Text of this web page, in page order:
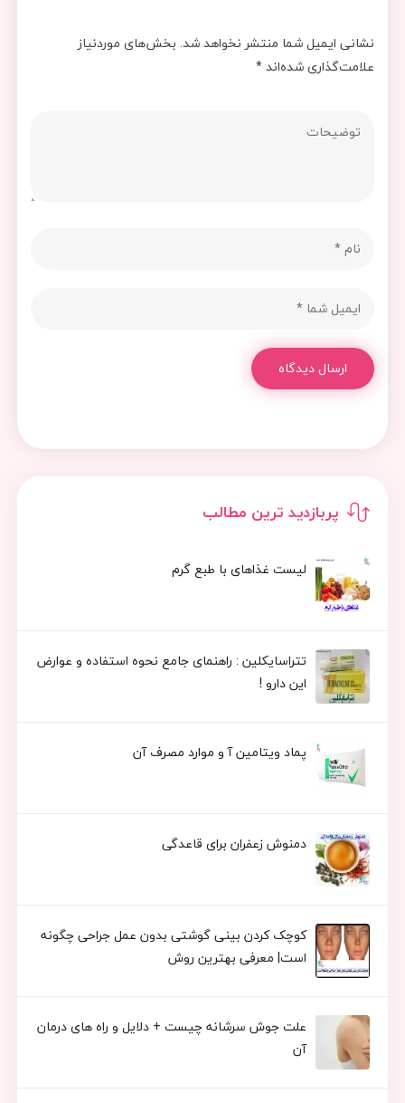
پربازدید ترین مطالب
لیست غذاهای با طبع گرم
تتراسایکلین : راهنمای جامع نحوه استفاده و عوارض
این دارو !
پماد ویتامین آ و موارد مصرف آن
دمنوش زعفران برای قاعدگی
کوچک کردن بینی گوشتی بدون عمل جراحی چگونه
است| معرفی بهترین روش
علت جوش سرشانه چیست + دلایل و راه های درمان
آن
نشانی ایمیل شما منتشر نخواهد شد. بخش‌های موردنیاز
علامت‌گذاری شده‌اند*
ارسال دیدگاه